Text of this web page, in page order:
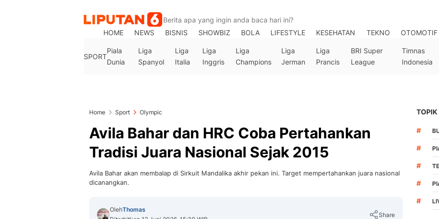
HOME
NEWS BISNIS SHOWBIZ BOLA LIFESTYLE KESEHATAN TEKNO OTOMOTIF
SPORT
Piala
Dunia
Liga
Spanyol
Liga
Italia
Liga
Inggris
Liga
Champions
Liga
Jerman
Liga
Prancis
BRI Super
League
Timnas
Indonesia
Home Sport Olympic
Avila Bahar dan HRC Coba Pertahankan
Tradisi Juara Nasional Sejak 2015
Avila Bahar akan membalap di Sirkuit Mandalika akhir pekan ini. Target mempertahankan juara nasional
dicanangkan.
OlehThomas
Share
TOPIK
#
#
#
#
#